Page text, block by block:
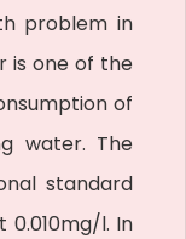
problem in
is one of the
of
water. The
standard
l. In